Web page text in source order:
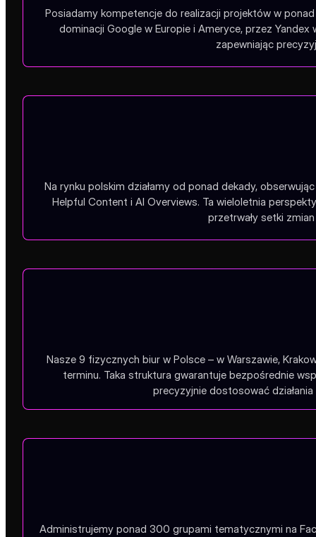
Posiadamy kompetencje do realizacji projektów w
dominacji Google w Europie i Ameryce, przez
zapewniając
Na rynku polskim działamy od ponad dekady,
Helpful Content i AI Overviews. Ta wieloletnia
przetrwały setki
Nasze 9 fizycznych biur w Polsce – w Warszawie,
terminu. Taka struktura gwarantuje bezpośrednie
precyzyjnie dostosować
Administrujemy ponad 300 grupami tematycznymi na